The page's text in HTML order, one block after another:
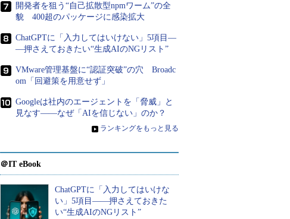
開発者を狙う“自己拡散型npmワーム”の全
貌 400超のパッケージに感染拡大
ChatGPTに「入力してはいけない」5項目―
―押さえておきたい“生成AIのNGリスト”
VMware管理基盤に“認証突破”の穴 Broadc
om「回避策を用意せず」
Googleは社内のエージェントを「脅威」と
見なす――なぜ「AIを信じない」のか？
» ランキングをもっと見る
＠IT eBook
ChatGPTに「入力してはいけな
い」5項目――押さえておきた
い“生成AIのNGリスト”